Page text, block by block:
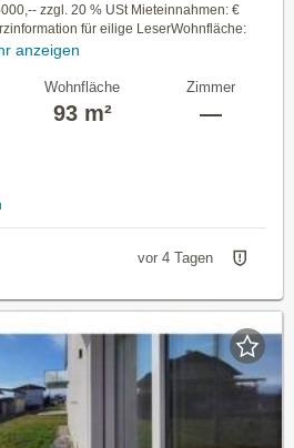
zzgl. 20 % USt Mieteinnahmen: €
für eilige LeserWohnfläche:
anzeigen
Wohnfläche
93 m²
Zimmer
—
vor 4 Tagen